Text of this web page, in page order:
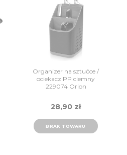
Organizer na sztućce /
ociekacz PP ciemny
229074 Orion
28,90 zł
BRAK TOWARU